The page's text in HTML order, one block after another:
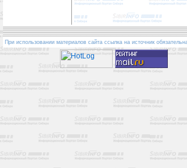
При использовании материалов сайта ссылка на источник